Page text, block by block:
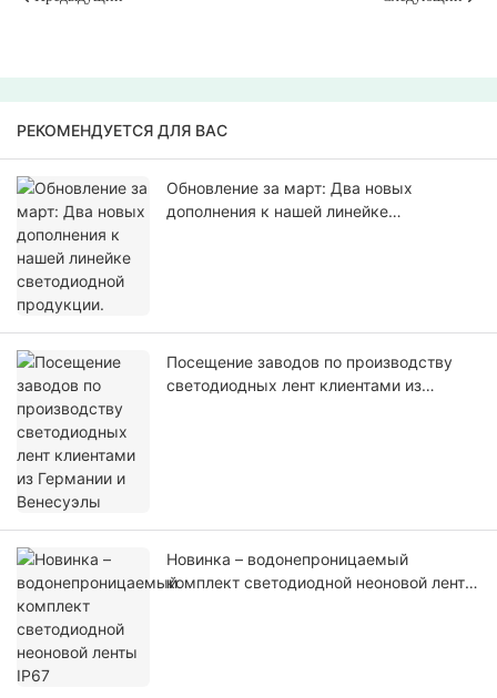
РЕКОМЕНДУЕТСЯ ДЛЯ ВАС
Обновление за март: Два новых
дополнения к нашей линейке
Посещение заводов по производству
светодиодных лент клиентами из
Новинка – водонепроницаемый
комплект светодиодной неоновой ленты